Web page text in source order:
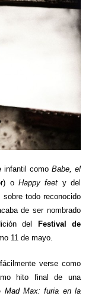
infantil comoBabe, el
oHappy feet y del
sobre todo reconocido
de ser nombrado
del Festival de
11 de mayo.
verse como
hito final de una
Mad Max: furia en la